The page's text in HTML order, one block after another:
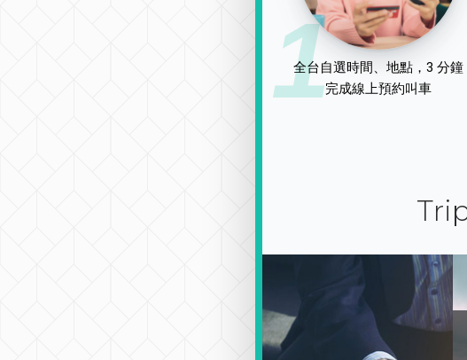
1
全台自選時間、地點，3 分鐘
完成線上預約叫車